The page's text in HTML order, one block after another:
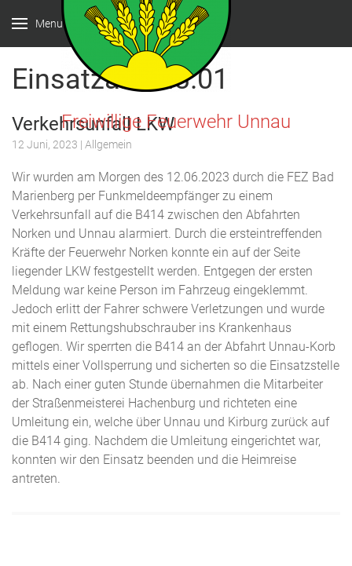
Menu
Freiwillige Feuerwehr Unnau
Einsatzart: H3.01
Verkehrsunfall LKW
12 Juni, 2023 | Allgemein
Wir wurden am Morgen des 12.06.2023 durch die FEZ Bad
Marienberg per Funkmeldeempfänger zu einem
Verkehrsunfall auf die B414 zwischen den Abfahrten
Norken und Unnau alarmiert. Durch die ersteintreffenden
Kräfte der Feuerwehr Norken konnte ein auf der Seite
liegender LKW festgestellt werden. Entgegen der ersten
Meldung war keine Person im Fahrzeug eingeklemmt.
Jedoch erlitt der Fahrer schwere Verletzungen und wurde
mit einem Rettungshubschrauber ins Krankenhaus
geflogen. Wir sperrten die B414 an der Abfahrt Unnau-Korb
mittels einer Vollsperrung und sicherten so die Einsatzstelle
ab. Nach einer guten Stunde übernahmen die Mitarbeiter
der Straßenmeisterei Hachenburg und richteten eine
Umleitung ein, welche über Unnau und Kirburg zurück auf
die B414 ging. Nachdem die Umleitung eingerichtet war,
konnten wir den Einsatz beenden und die Heimreise
antreten.